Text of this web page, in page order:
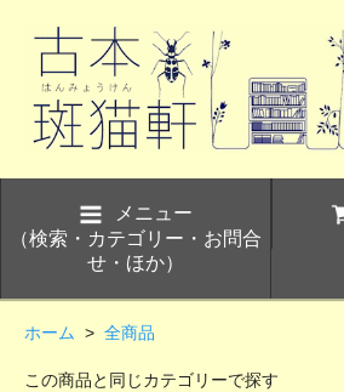
メニュー
（検索・カテゴリー・お問合
せ・ほか）
ホーム > 全商品
この商品と同じカテゴリーで探す